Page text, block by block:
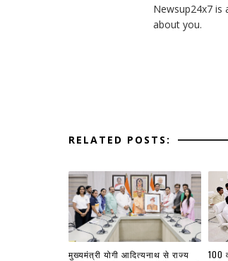
Newsup24x7 is
about you.
RELATED POSTS:
मुख्यमंत्री योगी आदित्यनाथ से राज्य
100